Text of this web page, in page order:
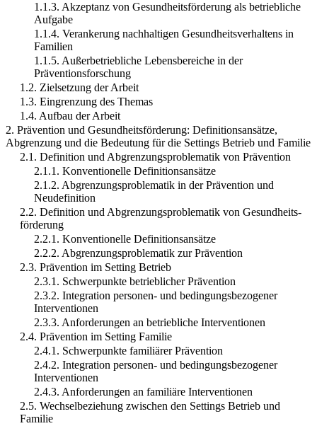
1.1.3. Akzeptanz von Gesundheitsförderung als betriebliche
Aufgabe
1.1.4. Verankerung nachhaltigen Gesundheitsverhaltens in
Familien
1.1.5. Außerbetriebliche Lebensbereiche in der
Präventionsforschung
1.2. Zielsetzung der Arbeit
1.3. Eingrenzung des Themas
1.4. Aufbau der Arbeit
2. Prävention und Gesundheitsförderung: Definitionsansätze,
Abgrenzung und die Bedeutung für die Settings Betrieb und Familie
2.1. Definition und Abgrenzungsproblematik von Prävention
2.1.1. Konventionelle Definitionsansätze
2.1.2. Abgrenzungsproblematik in der Prävention und
Neudefinition
2.2. Definition und Abgrenzungsproblematik von Gesundheits-
förderung
2.2.1. Konventionelle Definitionsansätze
2.2.2. Abgrenzungsproblematik zur Prävention
2.3. Prävention im Setting Betrieb
2.3.1. Schwerpunkte betrieblicher Prävention
2.3.2. Integration personen- und bedingungsbezogener
Interventionen
2.3.3. Anforderungen an betriebliche Interventionen
2.4. Prävention im Setting Familie
2.4.1. Schwerpunkte familiärer Prävention
2.4.2. Integration personen- und bedingungsbezogener
Interventionen
2.4.3. Anforderungen an familiäre Interventionen
2.5. Wechselbeziehung zwischen den Settings Betrieb und
Familie